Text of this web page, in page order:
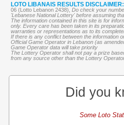
LOTO LIBANAIS RESULTS DISCLAIMER:
06 (Lotto Lebanon 2438), Do check your
'Lebanese National Lottery' before assuming
The information contained in this site is for
only. Every care has been taken in its
warranties or representations as to its
If there is any conflict between the information
Official Game Operator in Lebanon (as
Game Operator data will take priority
The Lottery Operator shall not pay a prize
from any source other than the Lottery
Did you
Some Loto